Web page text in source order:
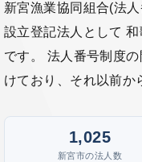
新宮漁業協同組合(法
設立登記法人として
です。 法人番号制度
けており、それ以前か
1,025
新宮市の法人数